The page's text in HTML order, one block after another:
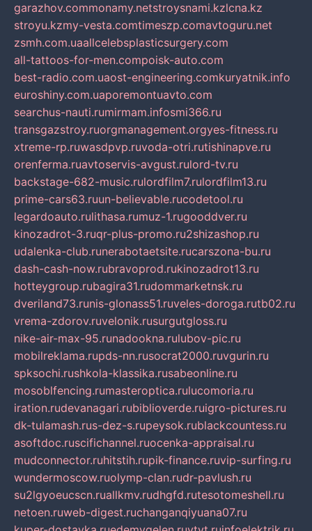
garazhov.commonamy.netstroysnami.kzlcna.kz
stroyu.kzmy-vesta.comtimeszp.comavtoguru.net
zsmh.com.uaallcelebsplasticsurgery.com
all-tattoos-for-men.compoisk-auto.com
best-radio.com.uaost-engineering.comkuryatnik.info
euroshiny.com.uaporemontuavto.com
searchus-nauti.rumirmam.infosmi366.ru
transgazstroy.ruorgmanagement.orgyes-fitness.ru
xtreme-rp.ruwasdpvp.ruvoda-otri.rutishinapve.ru
orenferma.ruavtoservis-avgust.rulord-tv.ru
backstage-682-music.rulordfilm7.rulordfilm13.ru
prime-cars63.ruun-believable.rucodetool.ru
legardoauto.rulithasa.rumuz-1.rugooddver.ru
kinozadrot-3.ruqr-plus-promo.ru2shizashop.ru
udalenka-club.runerabotaetsite.rucarszona-bu.ru
dash-cash-now.rubravoprod.rukinozadrot13.ru
hotteygroup.rubagira31.rudommarketnsk.ru
dveriland73.runis-glonass51.ruveles-doroga.rutb02.ru
vrema-zdorov.ruvelonik.rusurgutgloss.ru
nike-air-max-95.runadookna.rulubov-pic.ru
mobilreklama.rupds-nn.rusocrat2000.ruvgurin.ru
spksochi.rushkola-klassika.rusabeonline.ru
mosoblfencing.rumasteroptica.rulucomoria.ru
iration.rudevanagari.rubiblioverde.ruigro-pictures.ru
dk-tulamash.rus-dez-s.rupeysok.rublackcountess.ru
asoftdoc.ruscifichannel.ruocenka-appraisal.ru
mudconnector.ruhitstih.rupik-finance.ruvip-surfing.ru
wundermoscow.ruolymp-clan.rudr-pavlush.ru
su2lgyoeucscn.ruallkmv.rudhgfd.rutesotomeshell.ru
netoen.ruweb-digest.ruchanganqiyuana07.ru